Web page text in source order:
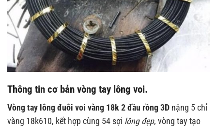
Thông tin cơ bản vòng tay lông voi.
Vòng tay lông đuôi voi vàng 18k 2 đầu rồng 3D nặng 5 chỉ
vàng 18k610, kết hợp cùng 54 sợi lông đẹp, vòng tay tạo